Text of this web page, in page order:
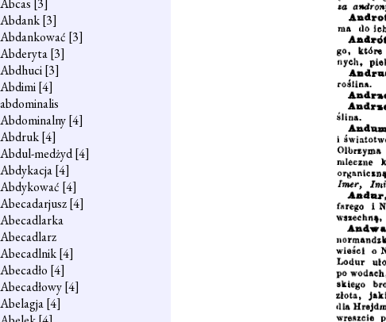
Abcas [3]
Abdank[3]
Abdankować [3]
Abderyta[3]
Abdhuci[3]
Abdimi[4]
abdominalis
Abdominalny[4]
Abdruk[4]
Abdul-medżyd[4]
Abdykacja[4]
Abdykować [4]
Abecadarjusz[4]
Abecadlarka
Abecadlarz
Abecadlnik[4]
Abecadło [4]
Abecadłowy[4]
Abelagja[4]